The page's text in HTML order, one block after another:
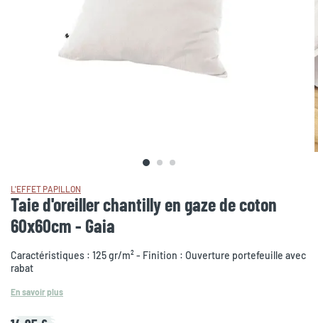
L'EFFET PAPILLON
Taie d'oreiller chantilly en gaze de coton
60x60cm - Gaia
Caractéristiques : 125 gr/m² - Finition : Ouverture portefeuille avec
rabat
En savoir plus